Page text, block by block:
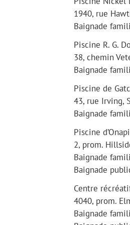
1940, rue
Baignade
Piscine R. G.
38, chemin
Baignade
Piscine de
43, rue Irving,
Baignade
Piscine
2, prom.
Baignade
Baignade
Centre
4040, prom.
Baignade